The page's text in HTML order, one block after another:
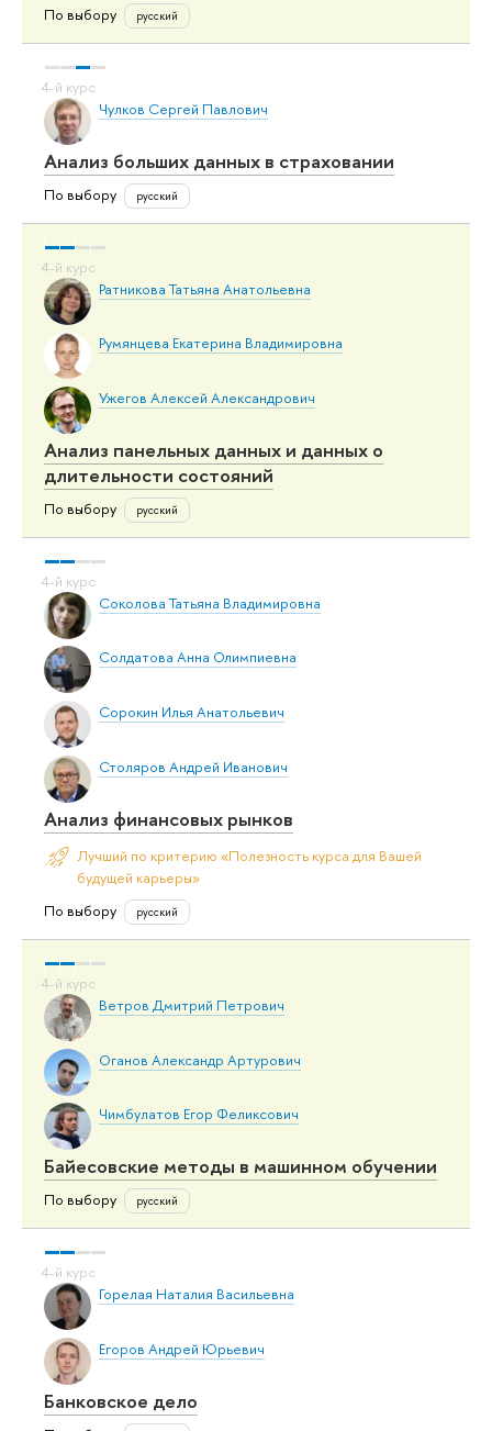
По выбору русский
Чулков Сергей Павлович
Анализ больших данных в страховании
По выбору русский
Ратникова Татьяна Анатольевна
Румянцева Екатерина Владимировна
Ужегов Алексей Александрович
Анализ панельных данных и данных о
длительности состояний
По выбору русский
Соколова Татьяна Владимировна
Солдатова Анна Олимпиевна
Сорокин Илья Анатольевич
Столяров Андрей Иванович
Анализ финансовых рынков
Лучший по критерию «Полезность курса для Вашей
будущей карьеры»
По выбору
русский
Ветров Дмитрий Петрович
Оганов Александр Артурович
Чимбулатов Егор Феликсович
Байесовские методы в машинном обучении
По выбору русский
Горелая Наталия Васильевна
Егоров Андрей Юрьевич
Банковское дело